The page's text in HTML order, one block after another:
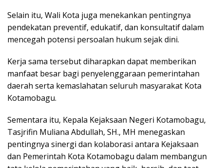
Selain itu, Wali Kota juga menekankan pentingnya
pendekatan preventif, edukatif, dan konsultatif dalam
mencegah potensi persoalan hukum sejak dini.
Kerja sama tersebut diharapkan dapat memberikan
manfaat besar bagi penyelenggaraan pemerintahan
daerah serta kemaslahatan seluruh masyarakat Kota
Kotamobagu.
Sementara itu, Kepala Kejaksaan Negeri Kotamobagu,
Tasjrifin Muliana Abdullah, SH., MH menegaskan
pentingnya sinergi dan kolaborasi antara Kejaksaan
dan Pemerintah Kota Kotamobagu dalam membangun